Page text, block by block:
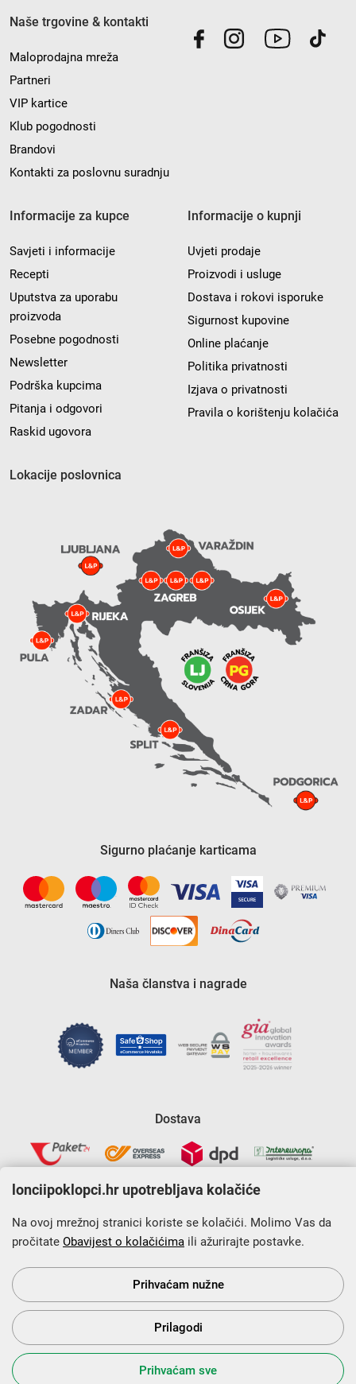
Naše trgovine & kontakti
Maloprodajna mreža
Partneri
VIP kartice
Klub pogodnosti
Brandovi
Kontakti za poslovnu suradnju
Informacije za kupce
Savjeti i informacije
Recepti
Uputstva za uporabu
proizvoda
Posebne pogodnosti
Newsletter
Podrška kupcima
Pitanja i odgovori
Raskid ugovora
Informacije o kupnji
Uvjeti prodaje
Proizvodi i usluge
Dostava i rokovi isporuke
Sigurnost kupovine
Online plaćanje
Politika privatnosti
Izjava o privatnosti
Pravila o korištenju kolačića
Lokacije poslovnica
Sigurno plaćanje karticama
Naša članstva i nagrade
Dostava
Krajnji primatelj financijskog instrumenta sufinanciranog iz
Europskog fonda za regionalni razvoj u sklopu Operativnog
programa „Konkurentnost i kohezija”.
s Vama od 2014. godine!
lonciipoklopci.hr upotrebljava kolačiće
Na ovoj mrežnoj stranici koriste se kolačići. Molimo Vas da
pročitate Obavijest o kolačićima ili ažurirajte postavke.
Prihvaćam nužne
Prilagodi
Prihvaćam sve